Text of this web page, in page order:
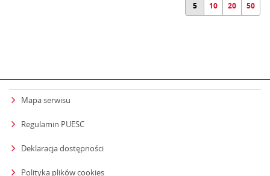
5 10 20 50
Mapa serwisu
Regulamin PUESC
Deklaracja dostępności
Polityka plików cookies